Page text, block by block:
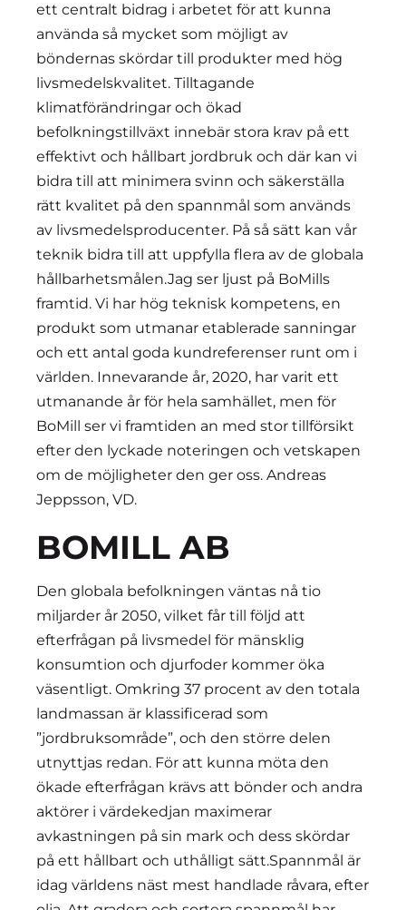
ett centralt bidrag i arbetet för att kunna
använda så mycket som möjligt av
böndernas skördar till produkter med hög
livsmedelskvalitet. Tilltagande
klimatförändringar och ökad
befolkningstillväxt innebär stora krav på ett
effektivt och hållbart jordbruk och där kan vi
bidra till att minimera svinn och säkerställa
rätt kvalitet på den spannmål som används
av livsmedelsproducenter. På så sätt kan vår
teknik bidra till att uppfylla flera av de globala
hållbarhetsmålen.Jag ser ljust på BoMills
framtid. Vi har hög teknisk kompetens, en
produkt som utmanar etablerade sanningar
och ett antal goda kundreferenser runt om i
världen. Innevarande år, 2020, har varit ett
utmanande år för hela samhället, men för
BoMill ser vi framtiden an med stor tillförsikt
efter den lyckade noteringen och vetskapen
om de möjligheter den ger oss. Andreas
Jeppsson, VD.
BOMILL AB
Den globala befolkningen väntas nå tio
miljarder år 2050, vilket får till följd att
efterfrågan på livsmedel för mänsklig
konsumtion och djurfoder kommer öka
väsentligt. Omkring 37 procent av den totala
landmassan är klassificerad som
”jordbruksområde”, och den större delen
utnyttjas redan. För att kunna möta den
ökade efterfrågan krävs att bönder och andra
aktörer i värdekedjan maximerar
avkastningen på sin mark och dess skördar
på ett hållbart och uthålligt sätt.Spannmål är
idag världens näst mest handlade råvara, efter